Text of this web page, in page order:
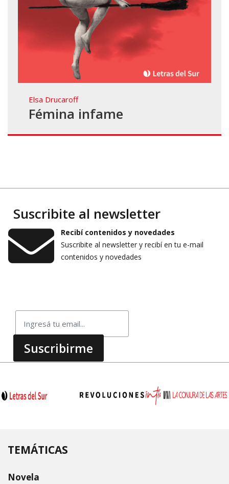
Elsa Drucaroff
Fémina infame
Suscribite al newsletter
Recibí contenidos y novedades
Suscribite al newsletter y recibí en tu e-mail
contenidos y novedades
TEMÁTICAS
Novela